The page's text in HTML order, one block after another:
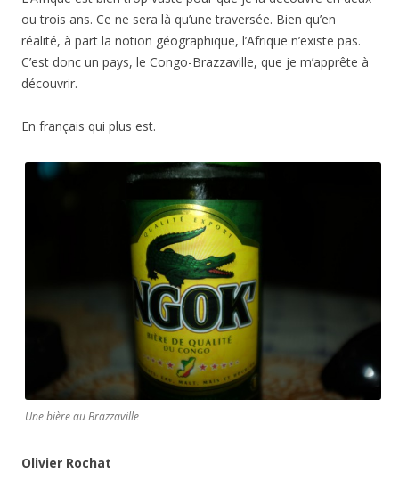
ou trois ans. Ce ne sera là qu’une traversée. Bien qu’en
réalité, à part la notion géographique, l’Afrique n’existe pas.
C’est donc un pays, le Congo-Brazzaville, que je m’apprête à
découvrir.
En français qui plus est.
Une bière au Brazzaville
Olivier Rochat